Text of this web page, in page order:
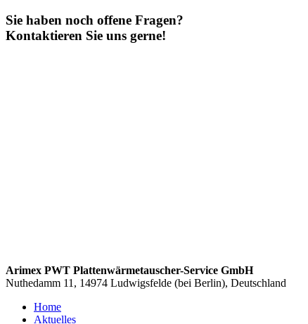
Sie haben noch offene Fragen?
Kontaktieren Sie uns gerne!
Arimex PWT Plattenwärmetauscher-Service GmbH
Nuthedamm 11, 14974 Ludwigsfelde (bei Berlin), Deutschland
Home
Aktuelles